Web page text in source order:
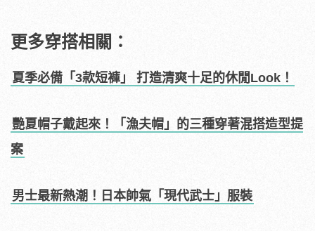
更多穿搭相關：
夏季必備「3款短褲」 打造清爽十足的休閒Look！
艷夏帽子戴起來！「漁夫帽」的三種穿著混搭造型提
案
男士最新熱潮！日本帥氣「現代武士」服裝